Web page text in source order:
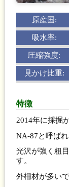
原産国:
吸水率:
圧縮強度:
見かけ比重:
特徴
2014年に採掘
NA-87と呼ば
光沢が強く粗
す。
外柵材が多い